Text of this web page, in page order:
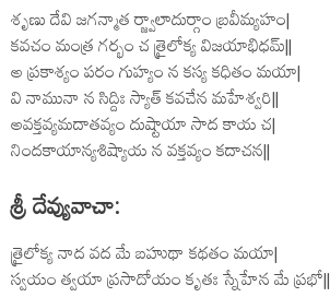
శృణు దేవి జగన్మాత ర్జ్వాలాదుర్గాం బ్రవీమ్యహం|
కవచం మంత్ర గర్భం చ త్రైలోక్య విజయాభిధమ్||
అ ప్రకాశ్యం పరం గుహ్యం న కస్య కధితం మయా|
వి నామునా న సిద్దిః స్యాత్ కవచేన మహేశ్వరి||
అవక్తవ్యమదాతవ్యం దుష్టాయా సాద కాయ చ|
నిందకాయాన్యశిష్యాయ న వక్తవ్యం కదాచన||
శ్రీ దేవ్యువాచా:
త్రైలోక్య నాద వద మే బహుథా కథతం మయా|
స్వయం త్వయా ప్రసాదోయం కృతః స్నేహేన మే ప్రభో||